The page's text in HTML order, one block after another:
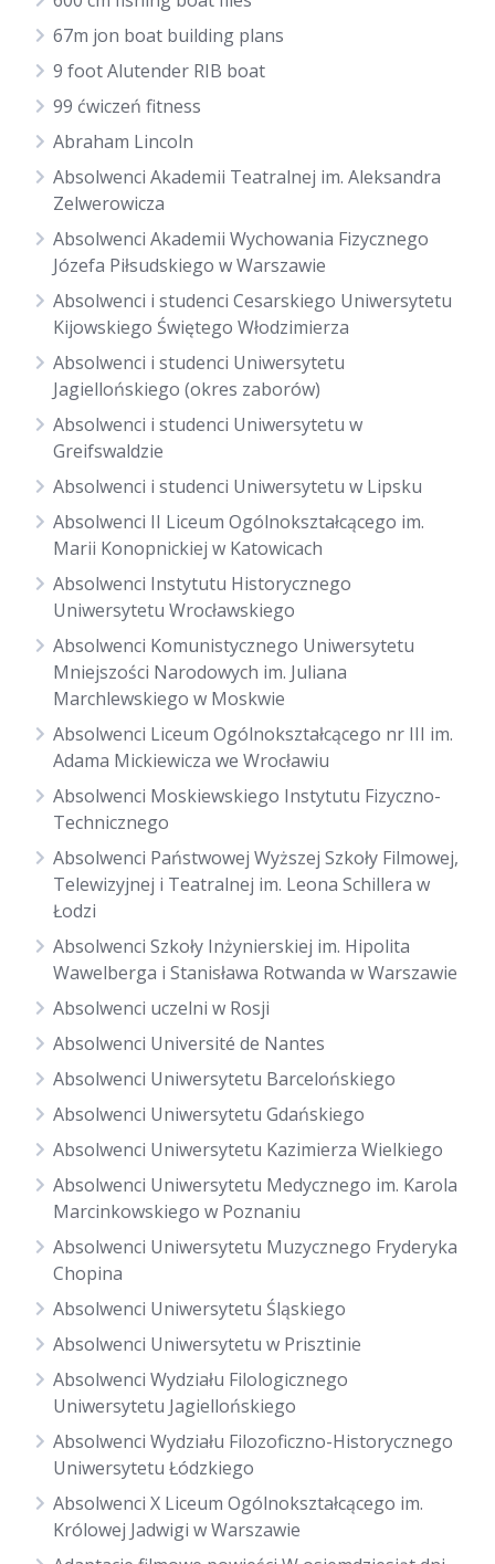
67m jon boat building plans
9 foot Alutender RIB boat
99 ćwiczeń fitness
Abraham Lincoln
Absolwenci Akademii Teatralnej im. Aleksandra
Zelwerowicza
Absolwenci Akademii Wychowania Fizycznego
Józefa Piłsudskiego w Warszawie
Absolwenci i studenci Cesarskiego Uniwersytetu
Kijowskiego Świętego Włodzimierza
Absolwenci i studenci Uniwersytetu
Jagiellońskiego (okres zaborów)
Absolwenci i studenci Uniwersytetu w
Greifswaldzie
Absolwenci i studenci Uniwersytetu w Lipsku
Absolwenci II Liceum Ogólnokształcącego im.
Marii Konopnickiej w Katowicach
Absolwenci Instytutu Historycznego
Uniwersytetu Wrocławskiego
Absolwenci Komunistycznego Uniwersytetu
Mniejszości Narodowych im. Juliana
Marchlewskiego w Moskwie
Absolwenci Liceum Ogólnokształcącego nr III im.
Adama Mickiewicza we Wrocławiu
Absolwenci Moskiewskiego Instytutu Fizyczno-
Technicznego
Absolwenci Państwowej Wyższej Szkoły Filmowej,
Telewizyjnej i Teatralnej im. Leona Schillera w
Łodzi
Absolwenci Szkoły Inżynierskiej im. Hipolita
Wawelberga i Stanisława Rotwanda w Warszawie
Absolwenci uczelni w Rosji
Absolwenci Université de Nantes
Absolwenci Uniwersytetu Barcelońskiego
Absolwenci Uniwersytetu Gdańskiego
Absolwenci Uniwersytetu Kazimierza Wielkiego
Absolwenci Uniwersytetu Medycznego im. Karola
Marcinkowskiego w Poznaniu
Absolwenci Uniwersytetu Muzycznego Fryderyka
Chopina
Absolwenci Uniwersytetu Śląskiego
Absolwenci Uniwersytetu w Prisztinie
Absolwenci Wydziału Filologicznego
Uniwersytetu Jagiellońskiego
Absolwenci Wydziału Filozoficzno-Historycznego
Uniwersytetu Łódzkiego
Absolwenci X Liceum Ogólnokształcącego im.
Królowej Jadwigi w Warszawie